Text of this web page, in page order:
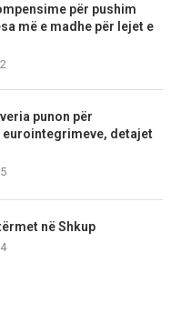
për pushim
më e madhe për lejet e
punon për
detajet
në Shkup